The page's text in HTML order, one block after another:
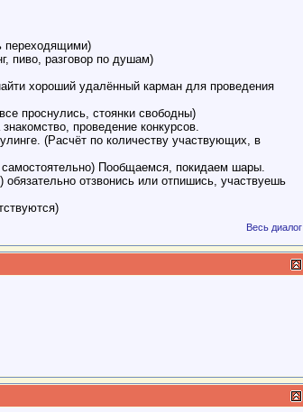
переходящими)
пиво, разговор по душам)
хороший удалённый карман для проведения
проснулись, стоянки свободны)
проведение конкурсов.
(Расчёт по количеству участвующих, в
самостоятельно) Пообщаемся, покидаем шары.
обязательно отзвонись или отпишись, участвуешь
Весь диалог